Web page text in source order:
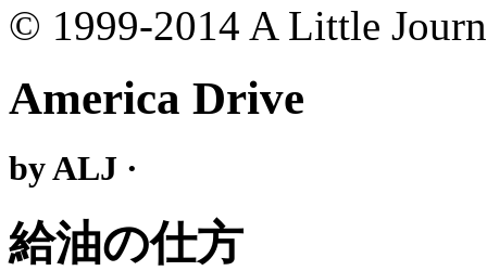
© 1999-2014 A Little
America Drive
by ALJ ·
給油の仕方